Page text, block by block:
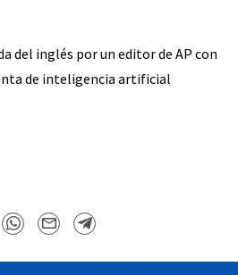
del inglés por un editor de AP con
de inteligencia artificial